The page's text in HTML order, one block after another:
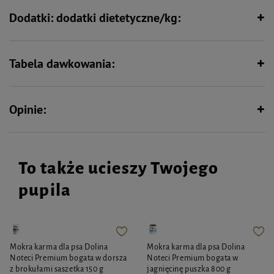
Dodatki: dodatki dietetyczne/kg:
Tabela dawkowania:
Opinie:
To także ucieszy Twojego
pupila
Mokra karma dla psa Dolina
Noteci Premium bogata w dorsza
z brokułami saszetka 150 g
Mokra karma dla psa Dolina
Noteci Premium bogata w
jagnięcinę puszka 800 g